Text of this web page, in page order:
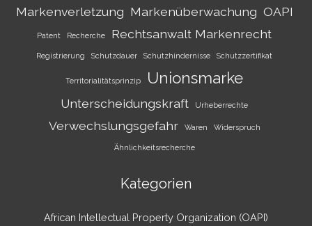
Markenverletzung Markenüberwachung OAPI
Patent Recherche Rechtsanwalt Markenrecht
Registrierung Schutzdauer Schutzhindernisse Schutzzertifikat
Territorialitätsprinzip Unionsmarke
Unterscheidungskraft Urheberrechte
Verwechslungsgefahr Waren Widerspruch
Ähnlichkeitsrecherche
Kategorien
African Intellectual Property Organization (OAPI)